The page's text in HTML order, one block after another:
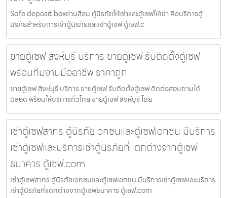
Safe deposit boxย่านสีลม ตู้นิรภัยให้เช่าและตู้เซฟให้เช่า คือบริการตู้
นิรภัยสำหรับการเช่าตู้นิรภัยและเช่าตู้เซฟ ตู้เซฟ.c
ขายตู้เซฟ สิงห์บุรี บริการ ขายตู้เซฟ รับติดตั้งตู้เซฟ
พร้อมทีมงานมืออาชีพ ราคาถูก
ขายตู้เซฟ สิงห์บุรี บริการ ขายตู้เซฟ รับติดตั้งตู้เซฟ ติดต่อสอบถามได้
ตลอด พร้อมให้บริการทั่วไทย ขายตู้เซฟ สิงห์บุรี โดย
เช่าตู้เซฟสาทร ตู้นิรภัยเอกชนและตู้เซฟเอกชน มีบริการ
เช่าตู้เซฟและบริการเช่าตู้นิรภัยที่แตกต่างจากตู้เซฟ
ธนาคาร ตู้เซฟ.com
เช่าตู้เซฟสาทร ตู้นิรภัยเอกชนและตู้เซฟเอกชน มีบริการเช่าตู้เซฟและบริการ
เช่าตู้นิรภัยที่แตกต่างจากตู้เซฟธนาคาร ตู้เซฟ.com